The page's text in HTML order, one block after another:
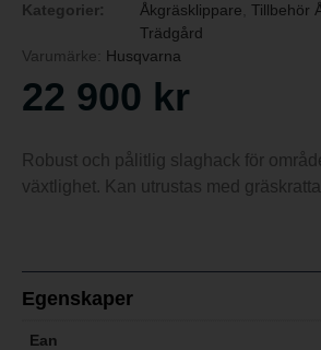
Kategorier:
Åkgräsklippare Tillbehör
Trädgård
Varumärke: Husqvarna
22 900 kr
Robust och pålitlig slaghack för
växtlighet. Kan utrustas med
Egenskaper
Ean